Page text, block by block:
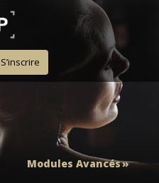
S’inscrire
Modules Avancés